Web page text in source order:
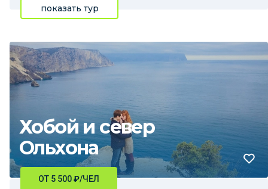
показать тур
Хобой и север
Ольхона
ОТ 5 500₽/ЧЕЛ